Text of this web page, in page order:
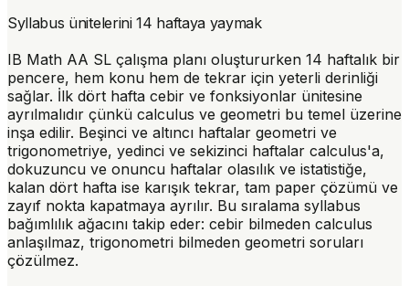
Syllabus ünitelerini 14 haftaya yaymak
IB Math AA SL çalışma planı oluştururken 14 haftalık bir
pencere, hem konu hem de tekrar için yeterli derinliği
sağlar. İlk dört hafta cebir ve fonksiyonlar ünitesine
ayrılmalıdır çünkü calculus ve geometri bu temel üzerine
inşa edilir. Beşinci ve altıncı haftalar geometri ve
trigonometriye, yedinci ve sekizinci haftalar calculus'a,
dokuzuncu ve onuncu haftalar olasılık ve istatistiğe,
kalan dört hafta ise karışık tekrar, tam paper çözümü ve
zayıf nokta kapatmaya ayrılır. Bu sıralama syllabus
bağımlılık ağacını takip eder: cebir bilmeden calculus
anlaşılmaz, trigonometri bilmeden geometri soruları
çözülmez.